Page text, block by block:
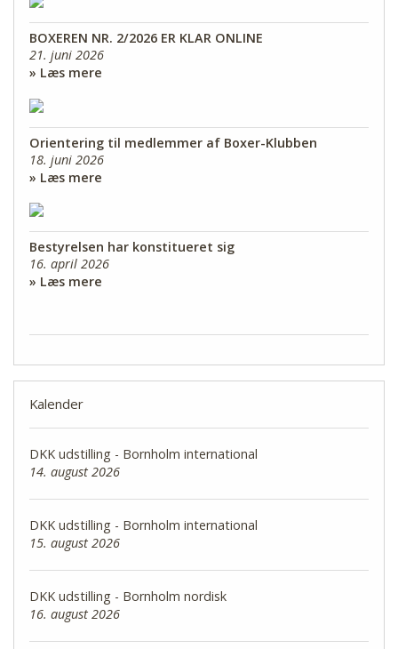
BOXEREN NR. 2/2026 ER KLAR ONLINE
21. juni 2026
» Læs mere
Orientering til medlemmer af Boxer-Klubben
18. juni 2026
» Læs mere
Bestyrelsen har konstitueret sig
16. april 2026
» Læs mere
Kalender
DKK udstilling - Bornholm international
14. august 2026
DKK udstilling - Bornholm international
15. august 2026
DKK udstilling - Bornholm nordisk
16. august 2026